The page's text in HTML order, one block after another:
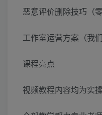
恶意评价删除技巧（零
工作室运营方案（我
课程亮点
视频教程内容均为实